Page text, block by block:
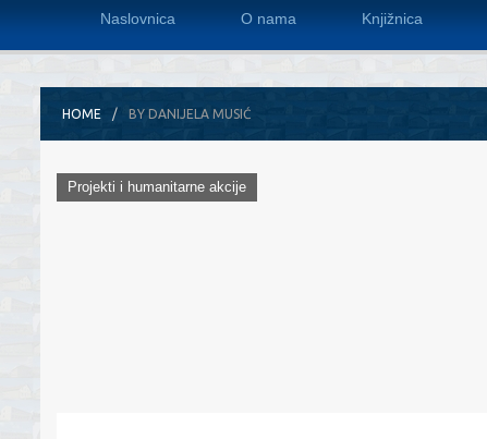
Naslovnica O nama Knjižnica
HOME BY DANIJELA MUSIĆ
Projekti i humanitarne akcije